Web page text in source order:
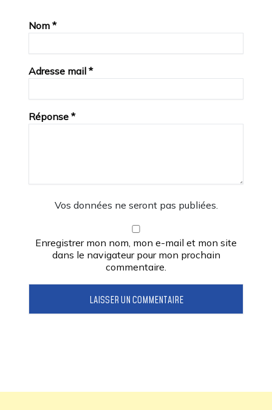
Nom *
Adresse mail *
Réponse *
Vos données ne seront pas publiées.
Enregistrer mon nom, mon e-mail et mon site
dans le navigateur pour mon prochain
commentaire.